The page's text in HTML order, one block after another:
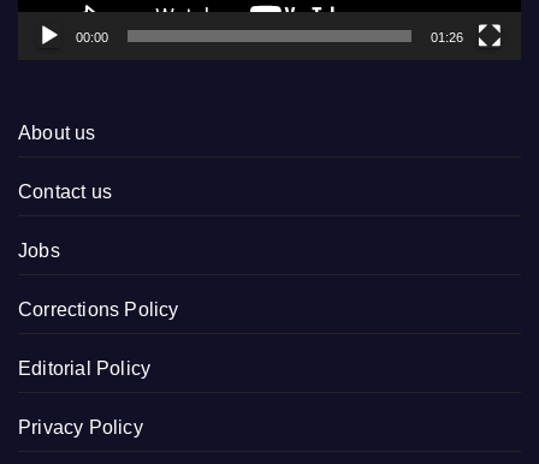
00:00 01:26
About us
Contact us
Jobs
Corrections Policy
Editorial Policy
Privacy Policy